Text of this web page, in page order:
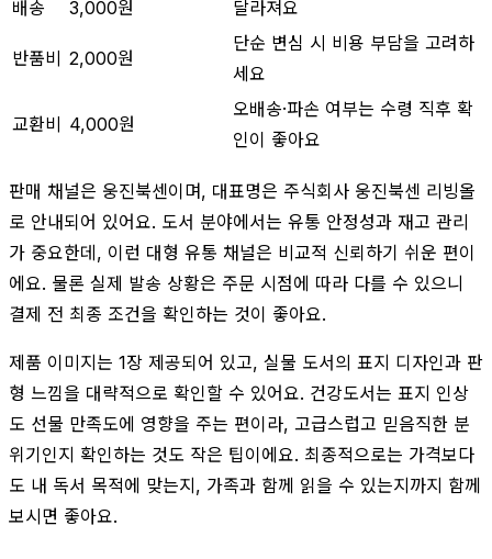
배송
3,000원
달라져요
반품비 2,000원
단순 변심 시 비용 부담을 고려하
세요
교환비 4,000원
오배송·파손 여부는 수령 직후 확
인이 좋아요
판매 채널은 웅진북센이며, 대표명은 주식회사 웅진북센 리빙올
로 안내되어 있어요. 도서 분야에서는 유통 안정성과 재고 관리
가 중요한데, 이런 대형 유통 채널은 비교적 신뢰하기 쉬운 편이
에요. 물론 실제 발송 상황은 주문 시점에 따라 다를 수 있으니
결제 전 최종 조건을 확인하는 것이 좋아요.
제품 이미지는 1장 제공되어 있고, 실물 도서의 표지 디자인과 판
형 느낌을 대략적으로 확인할 수 있어요. 건강도서는 표지 인상
도 선물 만족도에 영향을 주는 편이라, 고급스럽고 믿음직한 분
위기인지 확인하는 것도 작은 팁이에요. 최종적으로는 가격보다
도 내 독서 목적에 맞는지, 가족과 함께 읽을 수 있는지까지 함께
보시면 좋아요.